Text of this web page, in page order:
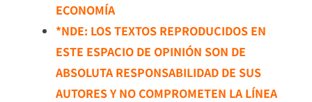
ECONOMÍA
*NDE: LOS TEXTOS REPRODUCIDOS EN
ESTE ESPACIO DE OPINIÓN SON DE
ABSOLUTA RESPONSABILIDAD DE SUS
AUTORES Y NO COMPROMETEN LA LÍNEA